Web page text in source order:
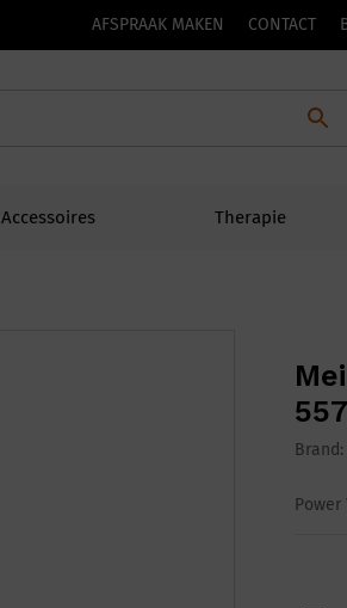
AFSPRAAK MAKEN CONTACT
Accessoires Therapie
Brand:
Power